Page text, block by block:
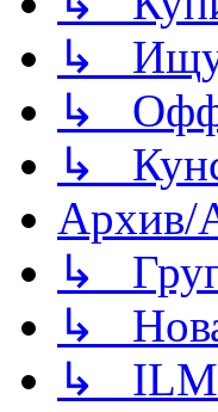
↳ Ищу
↳
↳
Архив/
↳
↳
↳